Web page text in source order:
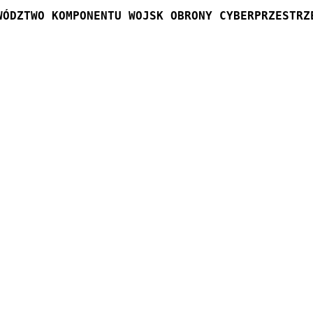
KOMPONENTU WOJSK OBRONY